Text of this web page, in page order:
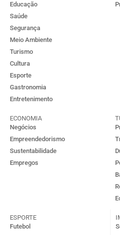
Educação
Saúde
Segurança
Meio Ambiente
Turismo
Cultura
Esporte
Gastronomia
Entretenimento
ECONOMIA
Negócios
Empreendedorismo
Sustentabilidade
Empregos
ESPORTE
Futebol